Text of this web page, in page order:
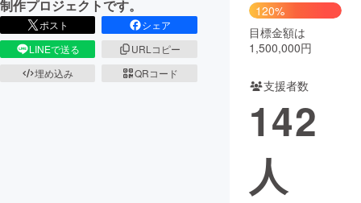
CAMPFIRE for Social Good CAMPFIRE Creation
CAMPFIREふるさと納税
コミュニティ
制作プロジェクトです。
ポスト
シェア
LINEで送る
URLコピー
埋め込み
QRコード
120%
目標金額は
1,500,000円
支援者数
142
人